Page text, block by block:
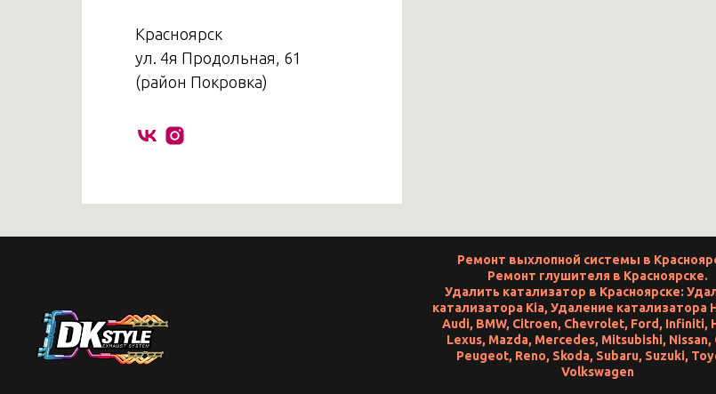
Красноярск
ул. 4я Продольная, 61
(район Покровка)
Ремонт выхлопной системы в
Ремонт глушителя в Красноярске.
Удалить катализатор в Красноярске:
катализатора Kia,Удаление катализатора
Audi, BMW, Citroen, Chevrolet, Ford , Infiniti,
Lexus, Mazda, Mercedes, Mitsubishi, Nissan,
Peugeot, Reno, Skoda, Subaru, Suzuki,
Volkswagen